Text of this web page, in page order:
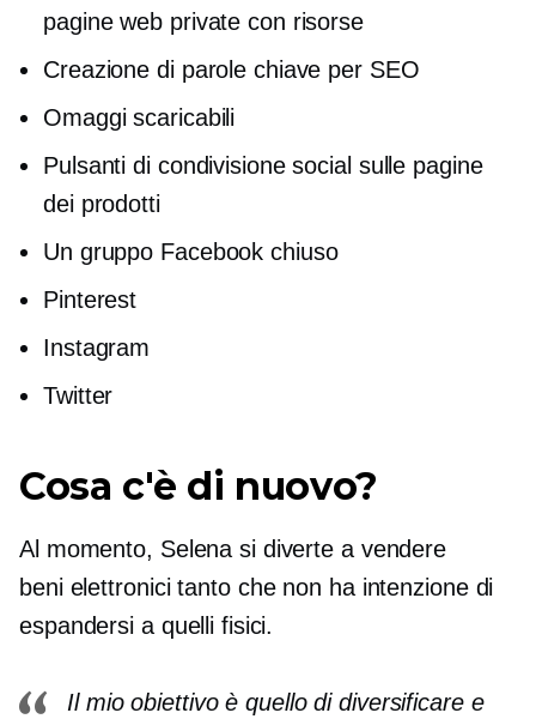
pagine web private con risorse
Creazione di parole chiave per SEO
Omaggi scaricabili
Pulsanti di condivisione social sulle pagine
dei prodotti
Un gruppo Facebook chiuso
Pinterest
Instagram
Twitter
Cosa c'è di nuovo?
Al momento, Selena si diverte a vendere
beni elettronicitanto che non ha intenzione di
espandersi a quelli fisici.
Il mio obiettivo è quello di diversificare e